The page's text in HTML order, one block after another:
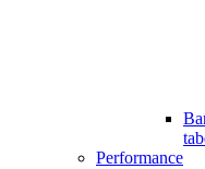
Performance